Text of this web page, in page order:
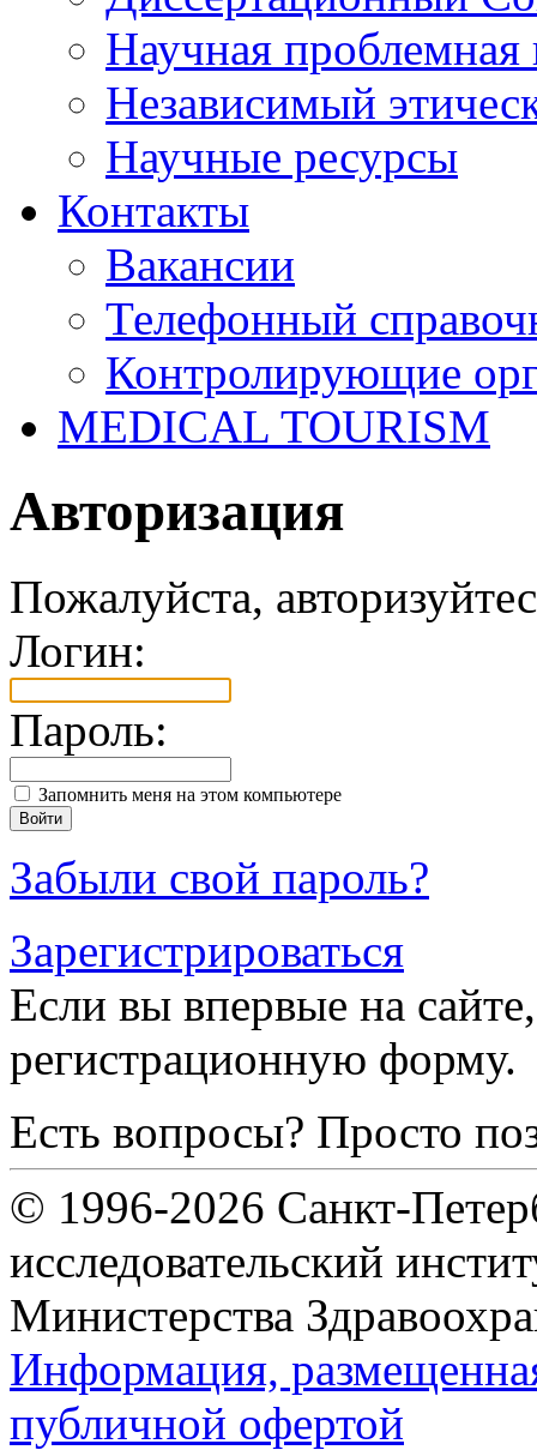
Научная проблемная
Независимый
Научные ресурсы
Контакты
Вакансии
Телефонный
Контролирующие
MEDICAL TOURISM
Авторизация
Пожалуйста,
Логин:
Пароль:
Запомнить меня на этом компьютере
Забыли свой пароль?
Зарегистрироваться
Если вы впервые на
регистрационную форму.
Есть вопросы? Просто
© 1996-2026 Санкт-
исследовательский
Министерства
Информация,
публичной офертой